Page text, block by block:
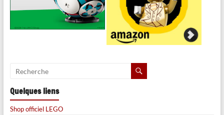
Quelques liens
Shop officiel LEGO